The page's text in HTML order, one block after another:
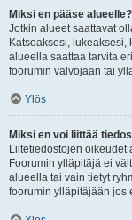
Miksi en pääse alueelle?
Jotkin alueet saattavat
Katsoaksesi,
alueella saattaa tarvita
foorumin valvojaan tai
Ylös
Miksi en voi liittää
Liitetiedostojen oikeudet
Foorumin ylläpitäjä ei
alueella tai vain tietyt
foorumin ylläpitäjään jos